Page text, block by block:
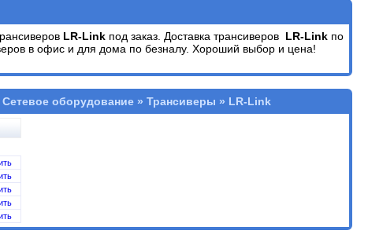
LR-Link под заказ. Доставка трансиверов LR-Link по
в офис и для дома по безналу. Хороший выбор и цена!
Сетевое оборудование » Трансиверы » LR-Link